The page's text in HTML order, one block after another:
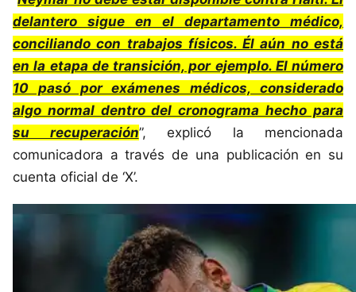
delantero sigue en el departamento médico,
conciliando con trabajos físicos. Él aún no está
en la etapa de transición, por ejemplo. El número
10 pasó por exámenes médicos, considerado
algo normal dentro del cronograma hecho para
su recuperación”, explicó la mencionada
comunicadora a través de una publicación en su
cuenta oficial de ‘X’.